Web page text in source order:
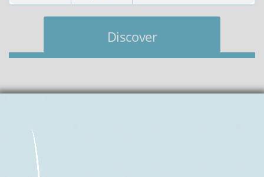
Discover